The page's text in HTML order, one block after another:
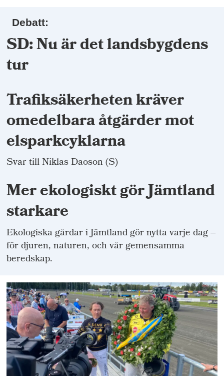
Debatt:
SD: Nu är det landsbygdens
tur
Trafiksäkerheten kräver
omedelbara åtgärder mot
elsparkcyklarna
Svar till Niklas Daoson (S)
Mer ekologiskt gör Jämtland
starkare
Ekologiska gårdar i Jämtland gör nytta varje dag –
för djuren, naturen, och vår gemensamma
beredskap.